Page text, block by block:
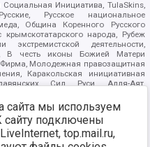
Инициатива, TulaSkins,
Русское национальное
Община Коренного Русского
народа, Рубеж
деятельности,
В честь иконы Божией Матери
Фирма, Молодежная правозащитная
Каракольская инициативная
Сил Руси, Алля-Аят,
Нация и свобода, W.H.С., Фалунь
клуб-Новокузнецк/РПК,
с коррупцией, Фонд защиты прав
СССР Прикубанского округа г.
сайта мы используем
сайту подключены
top.mail.ru,